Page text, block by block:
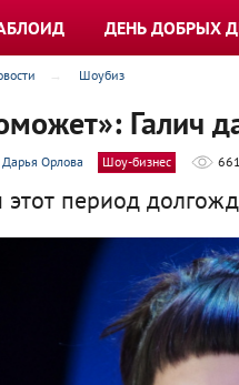
ДЕНЬ ДОБРЫХ
Шоубиз
Галич
Дарья Орлова Шоу-бизнес 661
период